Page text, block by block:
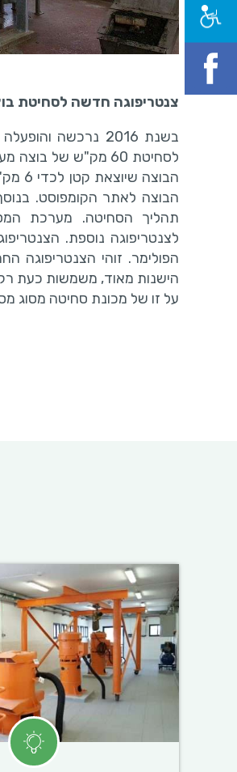
צנטריפוגה חדשה לסחיטת
הבוצה לאתר הקומפוסט.
תהליך הסחיטה. מערכת
לצנטריפוגה נוספת.
הפולימר. זוהי הצנטריפוגה
הישנות מאוד, משמשות כעת
על זו של מכונת סחיטה מסוג